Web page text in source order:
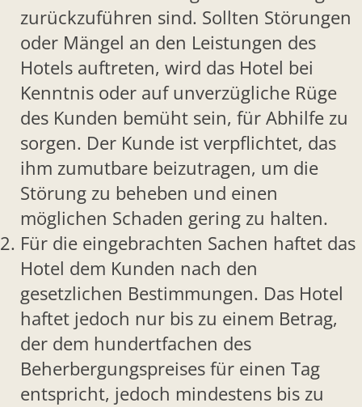
zurückzuführen sind. Sollten Störungen
oder Mängel an den Leistungen des
Hotels auftreten, wird das Hotel bei
Kenntnis oder auf unverzügliche Rüge
des Kunden bemüht sein, für Abhilfe zu
sorgen. Der Kunde ist verpflichtet, das
ihm zumutbare beizutragen, um die
Störung zu beheben und einen
möglichen Schaden gering zu halten.
Für die eingebrachten Sachen haftet das
Hotel dem Kunden nach den
gesetzlichen Bestimmungen. Das Hotel
haftet jedoch nur bis zu einem Betrag,
der dem hundertfachen des
Beherbergungspreises für einen Tag
entspricht, jedoch mindestens bis zu